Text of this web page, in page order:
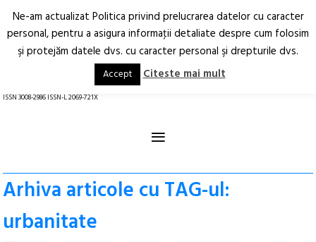
Arhitectură.
Oraș.
RO EN
ISSN 3008-2986 ISSN-L 2069-721X
≡
Arhiva articole cu TAG-ul:
urbanitate
Ne-am actualizat Politica privind prelucrarea datelor cu caracter
personal, pentru a asigura informaţii detaliate despre cum folosim
şi protejăm datele dvs. cu caracter personal şi drepturile dvs.
Accept Citeste mai mult